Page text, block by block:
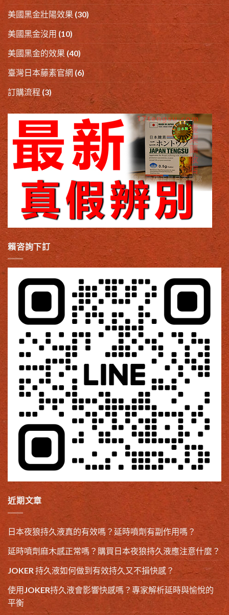
美國黑金壯陽效果 (30)
美國黑金沒用(10)
美國黑金的效果 (40)
臺灣日本藤素官網 (6)
訂購流程 (3)
賴咨詢下訂
近期文章
日本夜狼持久液真的有效嗎？延時噴劑有副作用嗎？
延時噴劑麻木感正常嗎？購買日本夜狼持久液應注意什麼？
JOKER 持久液如何做到有效持久又不損快感？
使用JOKER持久液會影響快感嗎？專家解析延時與愉悅的
平衡